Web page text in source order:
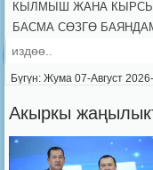
КЫЛМЫШ ЖАНА
БАСМА СӨЗГӨ
Бүгүн: Жума 07-Август
Акыркы